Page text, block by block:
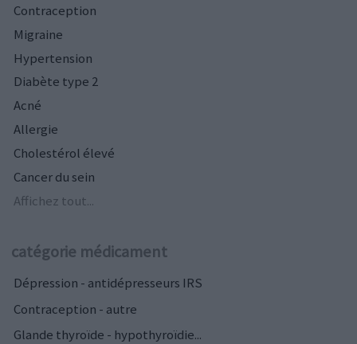
Contraception
Migraine
Hypertension
Diabète type 2
Acné
Allergie
Cholestérol élevé
Cancer du sein
Affichez tout...
catégorie médicament
Dépression - antidépresseurs IRS
Contraception - autre
Glande thyroïde - hypothyroïdie...